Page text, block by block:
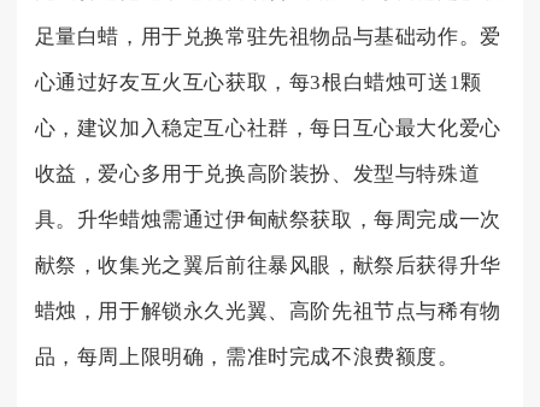
足量白蜡，用于兑换常驻先祖物品与基础动作。爱
心通过好友互火互心获取，每3根白蜡烛可送1颗
心，建议加入稳定互心社群，每日互心最大化爱心
收益，爱心多用于兑换高阶装扮、发型与特殊道
具。升华蜡烛需通过伊甸献祭获取，每周完成一次
献祭，收集光之翼后前往暴风眼，献祭后获得升华
蜡烛，用于解锁永久光翼、高阶先祖节点与稀有物
品，每周上限明确，需准时完成不浪费额度。